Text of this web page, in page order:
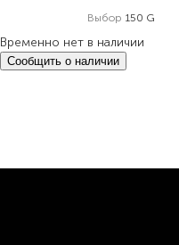
Выбор 150 G
Временно нет в наличии
Сообщить о наличии